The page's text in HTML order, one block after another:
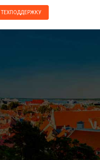
ТЕХПОДДЕРЖКУ